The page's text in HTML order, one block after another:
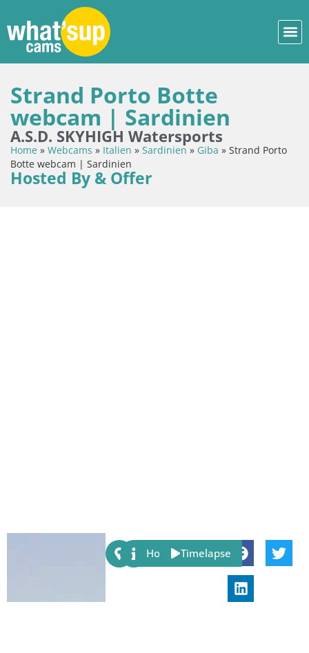
Strand Porto Botte
webcam | Sardinien
A.S.D. SKYHIGH Watersports
Home » Webcams » Italien » Sardinien » Giba » Strand Porto
Botte webcam | Sardinien
Hosted By & Offer
Share:
Host Timelapse